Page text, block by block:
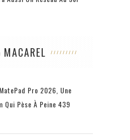
MACAREL
Pro 2026, Une
Qui Pèse À Peine 439